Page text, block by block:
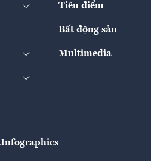
Tiêu điểm
Bất động sản
Multimedia
Infographics